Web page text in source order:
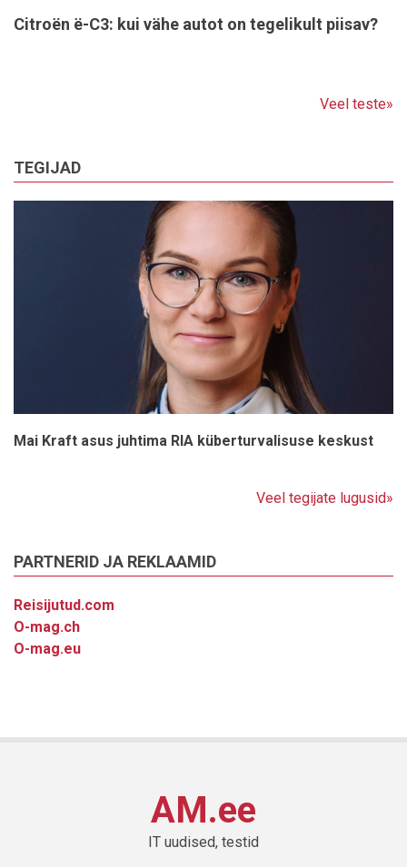
Citroën ë-C3: kui vähe autot on tegelikult piisav?
Veel teste»
TEGIJAD
Mai Kraft asus juhtima RIA küberturvalisuse keskust
Veel tegijate lugusid»
PARTNERID JA REKLAAMID
Reisijutud.com
O-mag.ch
O-mag.eu
AM.ee
IT uudised, testid